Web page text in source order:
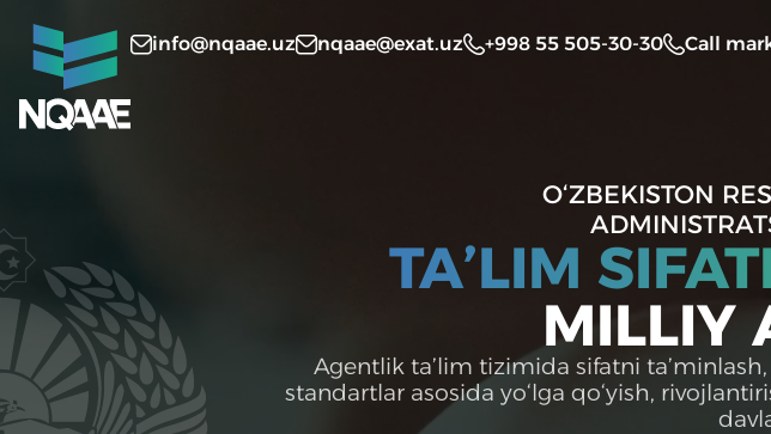
info@nqaae.uz nqaae@exat.uz +998 55 505-30-30 Call
O‘ZBEKISTON
TA’LIM
MILLIY
Agentlik ta’lim tizimida sifatni
standartlar asosida yo‘lga qo‘yish,